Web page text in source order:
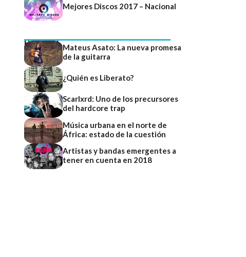
Mejores Discos 2017 – Nacional
RADAR Mateus Asato: La nueva promesa
de la guitarra
¿Quién es Liberato?
Scarlxrd: Uno de los precursores
del hardcore trap
Música urbana en el norte de
África: estado de la cuestión
Artistas y bandas emergentes a
tener en cuenta en 2018